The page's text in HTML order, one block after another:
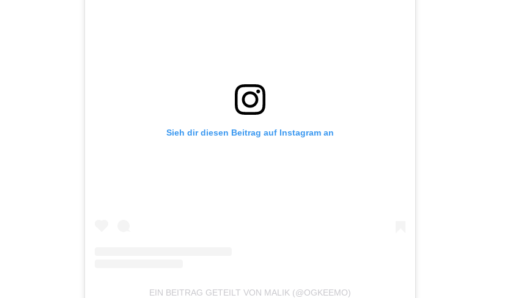
Sieh dir diesen Beitrag auf Instagram an
EIN BEITRAG GETEILT VON MALIK (@OGKEEMO)